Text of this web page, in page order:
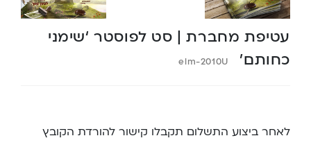
עטיפת מחברת | סט לפוסטר ‘שימני
כחותם’
elm-2010U
לאחר ביצוע התשלום תקבלו קישור להורדת הקובץ